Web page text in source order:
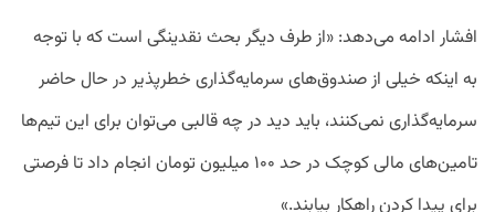
افشار ادامه می‌دهد:‌ «از طرف دیگر بحث نقدینگی است که با توجه
به اینکه خیلی از صندوق‌های سرمایه‌گذاری خطرپذیر در حال حاضر
سرمایه‌گذاری نمی‌کنند، باید دید در چه قالبی می‌توان برای این تیم‌ها
تامین‌های مالی کوچک در حد ۱۰۰ میلیون تومان انجام داد تا فرصتی
برای پیدا کردن راهکار بیابند.»